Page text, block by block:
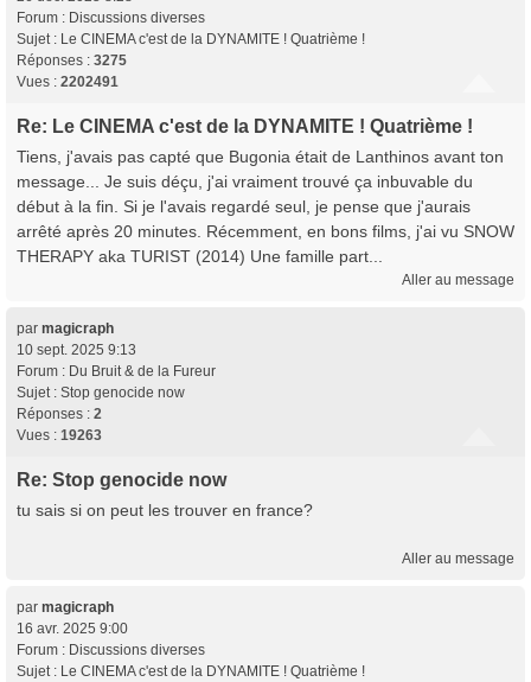
Forum : Discussions diverses
Sujet : Le CINEMA c'est de la DYNAMITE ! Quatrième !
Réponses : 3275
Vues : 2202491
Re: Le CINEMA c'est de la DYNAMITE ! Quatrième !
Tiens, j'avais pas capté que Bugonia était de Lanthinos avant ton
message... Je suis déçu, j'ai vraiment trouvé ça inbuvable du
début à la fin. Si je l'avais regardé seul, je pense que j'aurais
arrêté après 20 minutes. Récemment, en bons films, j'ai vu SNOW
THERAPY aka TURIST (2014) Une famille part...
Aller au message
par magicraph
10 sept. 2025 9:13
Forum : Du Bruit & de la Fureur
Sujet : Stop genocide now
Réponses : 2
Vues : 19263
Re: Stop genocide now
tu sais si on peut les trouver en france?
Aller au message
par magicraph
16 avr. 2025 9:00
Forum : Discussions diverses
Sujet : Le CINEMA c'est de la DYNAMITE ! Quatrième !